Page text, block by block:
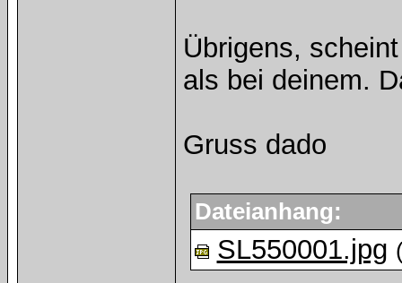
Übrigens,
als bei deinem.
Gruss dado
Dateianhang:
SL550001.jpg